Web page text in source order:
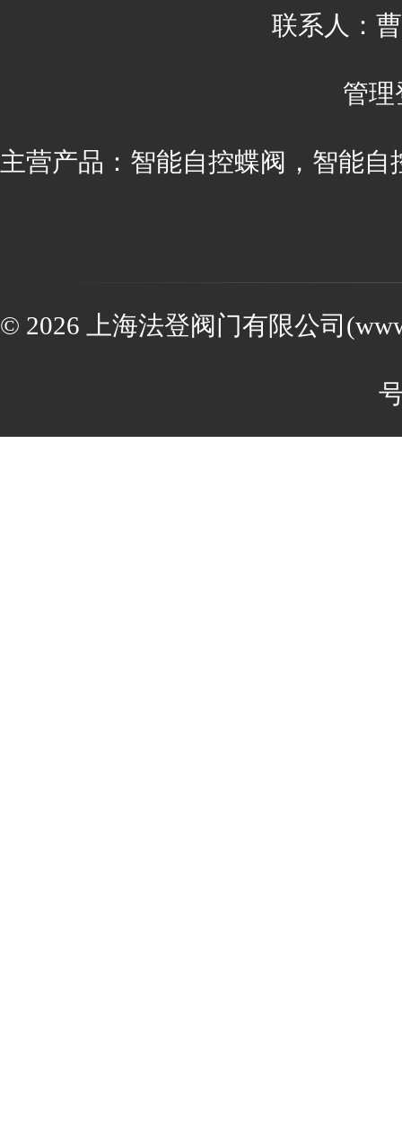
联系人：
管理
主营产品：智能自控蝶阀，智能
© 2026 上海法登阀门有限公司